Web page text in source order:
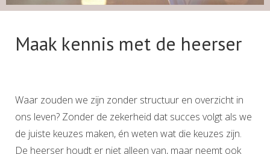
Maak kennis met de heerser
Waar zouden we zijn zonder structuur en overzicht in
ons leven? Zonder de zekerheid dat succes volgt als we
de juiste keuzes maken, én weten wat die keuzes zijn.
De heerser houdt er niet alleen van, maar neemt ook